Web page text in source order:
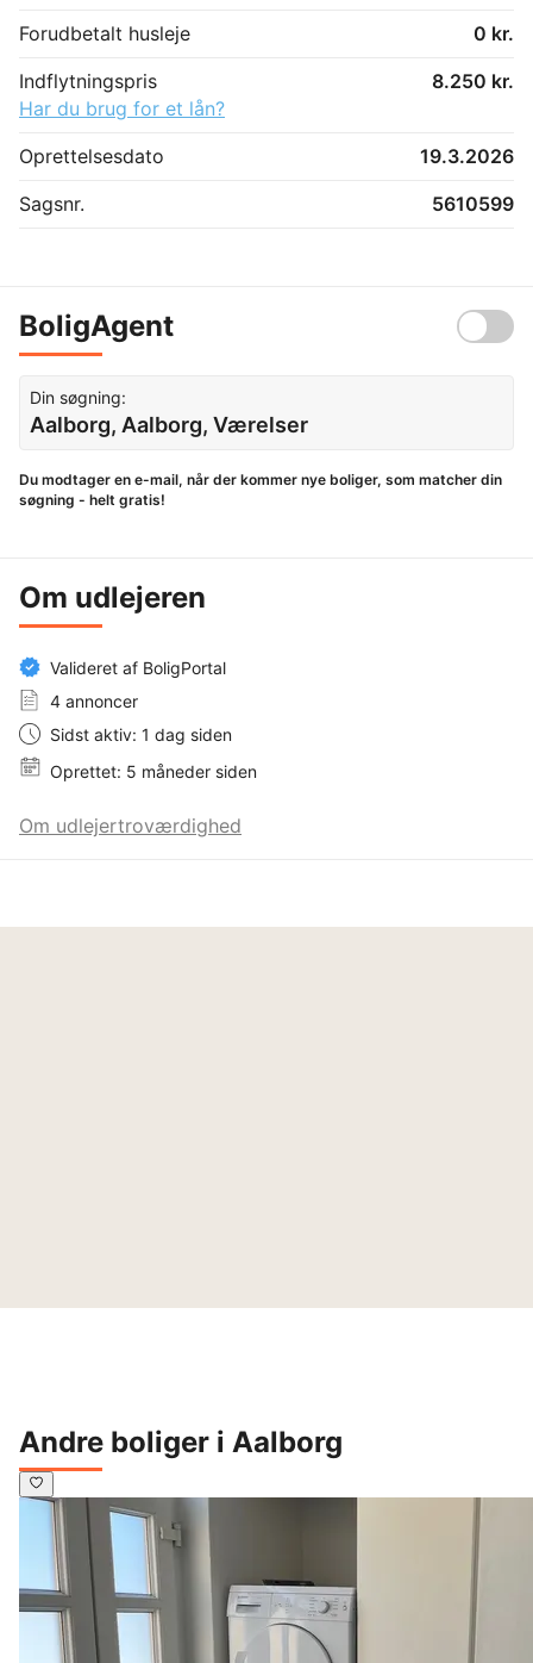
Forudbetalt husleje
0 kr.
Indflytningspris
8.250 kr.
Har du brug for et lån?
Oprettelsesdato
19.3.2026
Sagsnr.
5610599
BoligAgent
Din søgning:
Aalborg, Aalborg, Værelser
Du modtager en e-mail, når der kommer nye boliger, som matcher din
søgning - helt gratis!
Om udlejeren
Valideret af BoligPortal
4 annoncer
Sidst aktiv: 1 dag siden
Oprettet: 5 måneder siden
Om udlejertroværdighed
Andre boliger i Aalborg